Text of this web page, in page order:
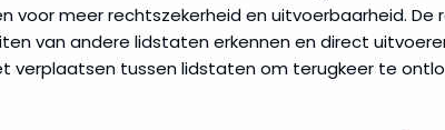
meer rechtszekerheid en uitvoerbaarheid. De
van andere lidstaten erkennen en direct
verplaatsen tussen lidstaten om terugkeer te